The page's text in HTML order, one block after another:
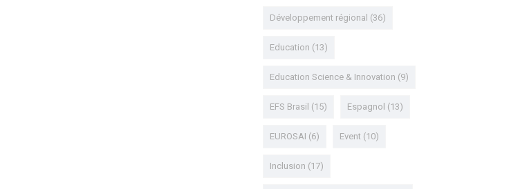
Développement régional (36)
Education (13)
Education Science & Innovation (9)
EFS Brasil (15) Espagnol (13)
EUROSAI (6) Event (10)
Inclusion (17)